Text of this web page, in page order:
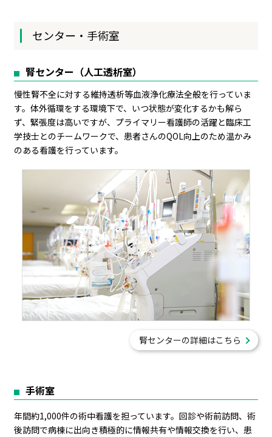
センター・手術室
腎センター（人工透析室）
慢性腎不全に対する維持透析等血液浄化療法全般を行っていま
す。体外循環をする環境下で、いつ状態が変化するかも解ら
ず、緊張度は高いですが、プライマリー看護師の活躍と臨床工
学技士とのチームワークで、患者さんのQOL向上のため温かみ
のある看護を行っています。
腎センターの詳細はこちら
手術室
年間約1,000件の術中看護を担っています。回診や術前訪問、術
後訪問で病棟に出向き積極的に情報共有や情報交換を行い、患